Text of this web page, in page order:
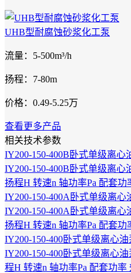
UHB型耐腐蚀砂浆化工泵
流量：5-500m³/h
扬程：7-80m
价格：0.49-5.25万
查看更多产品
相关技术参数
IY200-150-400B卧式单级离心
IY200-150-400B卧式单级离
扬程H 转速n 轴功率Pa 配套功
IY200-150-400A卧式单级离心
IY200-150-400A卧式单级离
扬程H 转速n 轴功率Pa 配套功
IY200-150-400卧式单级离心
IY200-150-400卧式单级离心
程H 转速n 轴功率Pa 配套功率